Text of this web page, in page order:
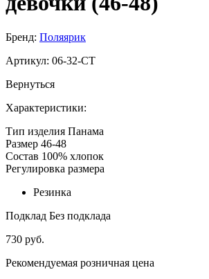
Бренд: Поляярик
Артикул: 06-32-CT
Вернуться
Характеристики:
Тип изделия Панама
Размер 46-48
Состав 100% хлопок
Регулировка размера
Резинка
Подклад Без подклада
730 руб.
Рекомендуемая розничная цена